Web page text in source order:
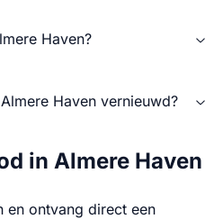
Haven?
Haven vernieuwd?
in Almere Haven
en ontvang direct een